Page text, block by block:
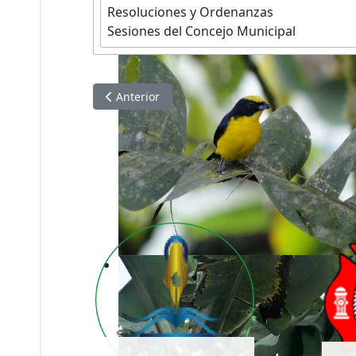
Resoluciones y Ordenanzas
Sesiones del Concejo Municipal
Artículo anterior: Información de NOVIEMBRE
Anterior